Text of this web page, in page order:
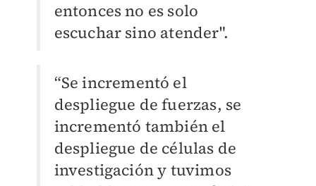
entonces no es solo
escuchar sino atender".
“Se incrementó el
despliegue de fuerzas, se
incrementó también el
despliegue de células de
investigación y tuvimos